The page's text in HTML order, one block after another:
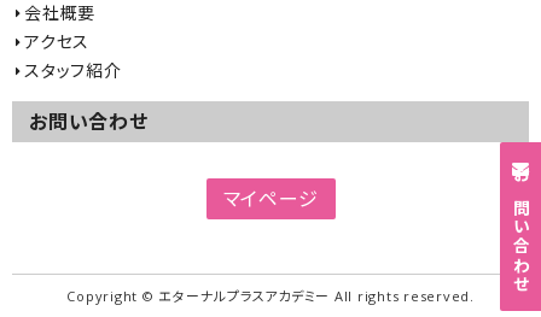
お問い合わせ
会社概要
アクセス
スタッフ紹介
お問い合わせ
マイページ
Copyright © エターナルプラスアカデミー All rights reserved.